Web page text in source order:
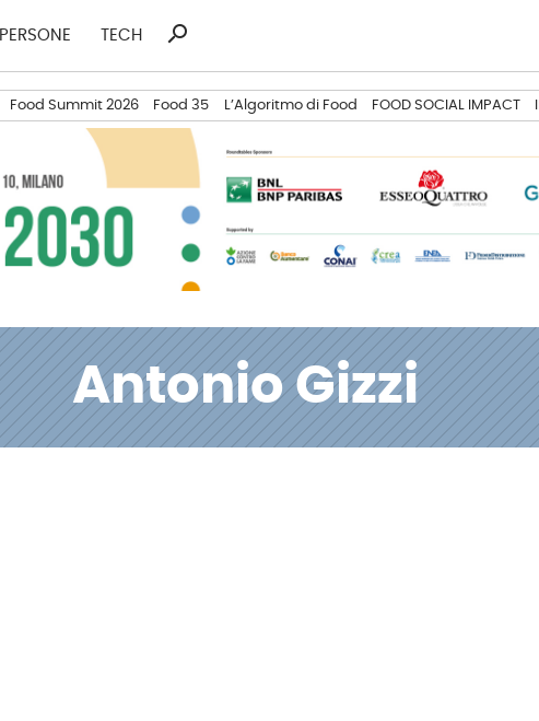
PERSONE TECH
Ricerca
search
Food Summit 2026 Food 35 L’Algoritmo di Food FOOD SOCIAL IMPACT
Antonio Gizzi